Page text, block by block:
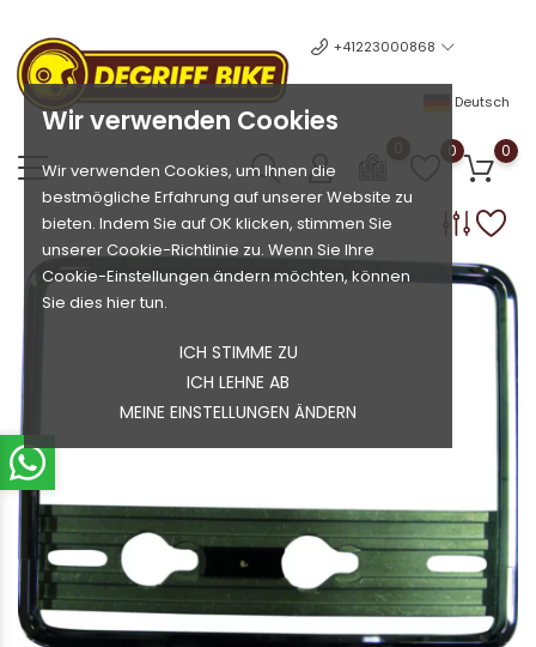
Wir verwenden Cookies
Wir verwenden Cookies, um Ihnen die
bestmögliche Erfahrung auf unserer Website zu
bieten. Indem Sie auf OK klicken, stimmen Sie
unserer Cookie-Richtlinie zu. Wenn Sie Ihre
Cookie-Einstellungen ändern möchten, können
Sie dies hier tun.
ICH STIMME ZU
ICH LEHNE AB
MEINE EINSTELLUNGEN ÄNDERN
+41223000868
Deutsch
0 0